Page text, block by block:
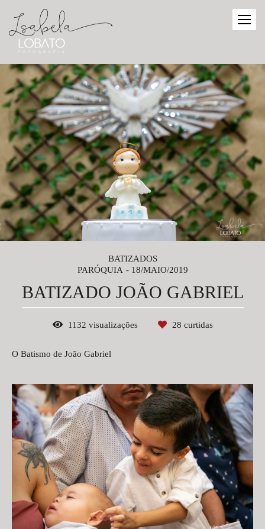
BATIZADOS
PARÓQUIA
18/MAIO/2019
BATIZADO JOÃO GABRIEL
1132 visualizações 28 curtidas
O Batismo de João Gabriel